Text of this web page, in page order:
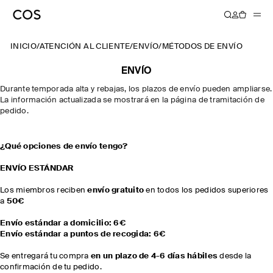
INICIO/ATENCIÓN AL CLIENTE/ENVÍO/ MÉTODOS DE ENVÍO
ENVÍO
Durante temporada alta y rebajas, los plazos de envío pueden ampliarse.
La información actualizada se mostrará en la página de tramitación de
pedido.
¿Qué opciones de envío tengo?
ENVÍO ESTÁNDAR
Los miembros recibenenvío gratuito en todos los pedidos superiores
a 50€
Envío estándar a domicilio: 6€
Envío estándar a puntos de recogida: 6€
Se entregará tu compra en un plazo de 4-6 días hábiles desde la
confirmación de tu pedido.